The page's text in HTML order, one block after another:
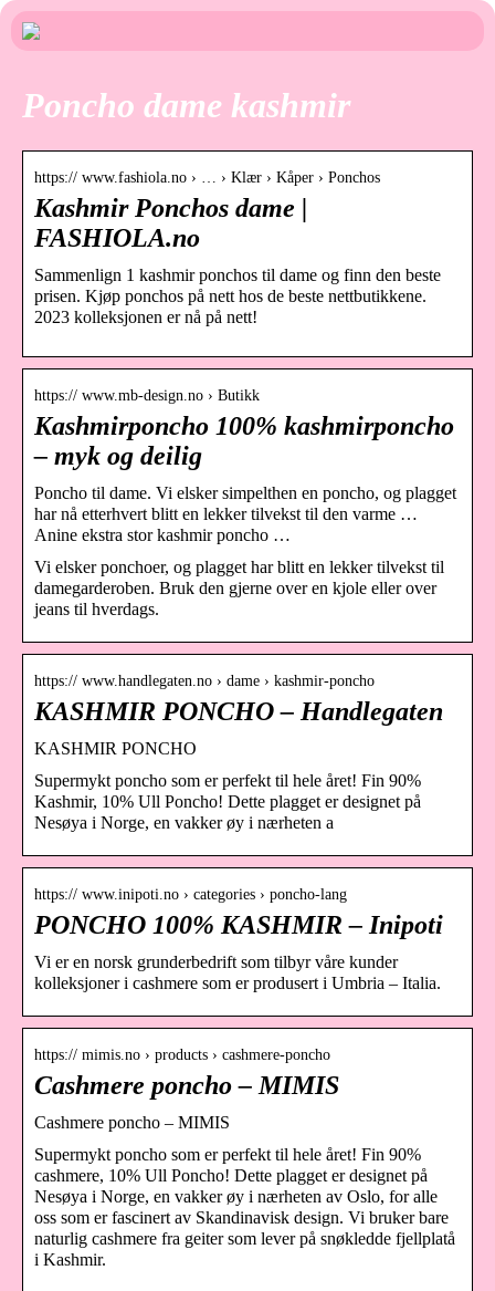
Poncho dame kashmir
https:// www.fashiola.no › … › Klær › Kåper › Ponchos
Kashmir Ponchos dame |
FASHIOLA.no
Sammenlign 1 kashmir ponchos til dame og finn den beste
prisen. Kjøp ponchos på nett hos de beste nettbutikkene.
2023 kolleksjonen er nå på nett!
https:// www.mb-design.no › Butikk
Kashmirponcho 100% kashmirponcho
– myk og deilig
Poncho til dame. Vi elsker simpelthen en poncho, og plagget
har nå etterhvert blitt en lekker tilvekst til den varme …
Anine ekstra stor kashmir poncho …
Vi elsker ponchoer, og plagget har blitt en lekker tilvekst til
damegarderoben. Bruk den gjerne over en kjole eller over
jeans til hverdags.
https:// www.handlegaten.no › dame › kashmir-poncho
KASHMIR PONCHO – Handlegaten
KASHMIR PONCHO
Supermykt poncho som er perfekt til hele året! Fin 90%
Kashmir, 10% Ull Poncho! Dette plagget er designet på
Nesøya i Norge, en vakker øy i nærheten a
https:// www.inipoti.no › categories › poncho-lang
PONCHO 100% KASHMIR – Inipoti
Vi er en norsk grunderbedrift som tilbyr våre kunder
kolleksjoner i cashmere som er produsert i Umbria – Italia.
https:// mimis.no › products › cashmere-poncho
Cashmere poncho – MIMIS
Cashmere poncho – MIMIS
Supermykt poncho som er perfekt til hele året! Fin 90%
cashmere, 10% Ull Poncho! Dette plagget er designet på
Nesøya i Norge, en vakker øy i nærheten av Oslo, for alle
oss som er fascinert av Skandinavisk design. Vi bruker bare
naturlig cashmere fra geiter som lever på snøkledde fjellplatå
i Kashmir.